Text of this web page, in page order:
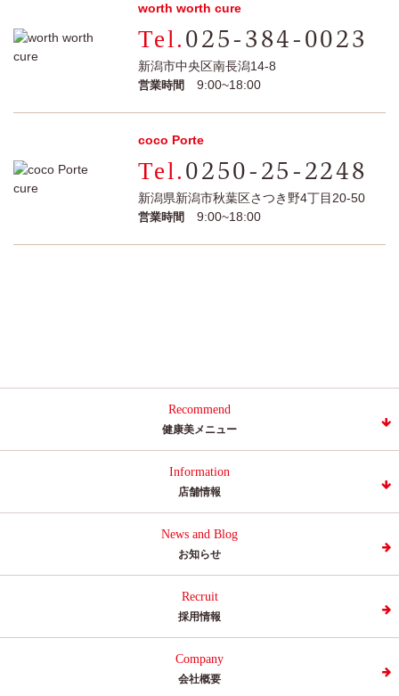
worth worth cure
025-384-0023
新潟市中央区南長潟14-8
営業時間 9:00~18:00
coco Porte
0250-25-2248
新潟県新潟市秋葉区さつき野4丁目20-50
営業時間 9:00~18:00
Recommend
健康美メニュー
Information
店舗情報
News and Blog
お知らせ
Recruit
採用情報
Company
会社概要